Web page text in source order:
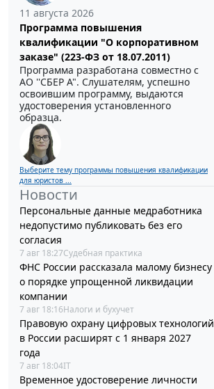
11 августа 2026
Программа повышения
квалификации "О корпоративном
заказе" (223-ФЗ от 18.07.2011)
Программа разработана совместно с
АО ''СБЕР А". Слушателям, успешно
освоившим программу, выдаются
удостоверения установленного
образца.
Выберите тему программы повышения квалификации
для юристов ...
Новости
Персональные данные медработника
недопустимо публиковать без его
согласия
7 авг 18:27Судебная практика
ФНС России рассказала малому бизнесу
о порядке упрощенной ликвидации
компании
7 авг 18:16Налоги и бухучет
Правовую охрану цифровых технологий
в России расширят с 1 января 2027
года
7 авг 18:04IT
Временное удостоверение личности